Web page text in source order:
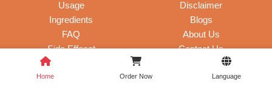
Home Order Now Language
Usage
Disclaimer
Ingredients
FAQ
Side Effecct
Blogs
About Us
Contact Us
Copyright © 2025 Libidex Official Website in India